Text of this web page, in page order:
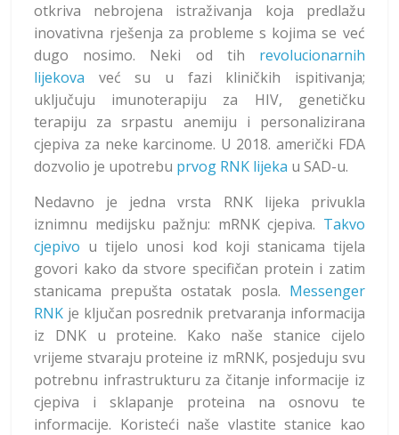
otkriva nebrojena istraživanja koja predlažu
inovativna rješenja za probleme s kojima se već
dugo nosimo. Neki od tih revolucionarnih
lijekova već su u fazi kliničkih ispitivanja;
uključuju imunoterapiju za HIV, genetičku
terapiju za srpastu anemiju i personalizirana
cjepiva za neke karcinome. U 2018. američki FDA
dozvolio je upotrebu prvog RNK lijeka u SAD-u.
Nedavno je jedna vrsta RNK lijeka privukla
iznimnu medijsku pažnju: mRNK cjepiva. Takvo
cjepivo u tijelo unosi kod koji stanicama tijela
govori kako da stvore specifičan protein i zatim
stanicama prepušta ostatak posla. Messenger
RNK je ključan posrednik pretvaranja informacija
iz DNK u proteine. Kako naše stanice cijelo
vrijeme stvaraju proteine iz mRNK, posjeduju svu
potrebnu infrastrukturu za čitanje informacije iz
cjepiva i sklapanje proteina na osnovu te
informacije. Koristeći naše vlastite stanice kao